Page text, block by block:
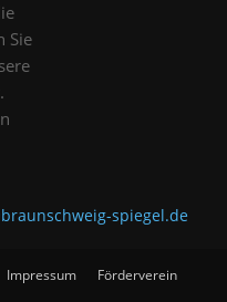
Sie
spiegel.de
Impressum Förderverein